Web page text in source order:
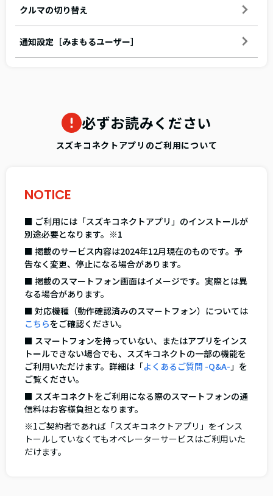
クルマの切り替え
通知設定［みまもるユーザー］
必ずお読みください
スズキコネクトアプリのご利用について
NOTICE
■ ご利用には「スズキコネクトアプリ」のインストールが
別途必要となります。※1
■ 掲載のサービス内容は2024年12月現在のものです。予
告なく変更、停止になる場合があります。
■ 掲載のスマートフォン画面はイメージです。実際とは異
なる場合があります。
■ 対応機種（動作確認済みのスマートフォン）については
こちらをご確認ください。
■ スマートフォンを持っていない、またはアプリをインス
トールできない場合でも、スズキコネクトの一部の機能を
ご利用いただけます。詳細は「よくあるご質問 -Q&A-」を
ご覧ください。
■ スズキコネクトをご利用になる際のスマートフォンの通
信料はお客様負担となります。
※1ご契約者であれば「スズキコネクトアプリ」をインス
トールしていなくてもオペレーターサービスはご利用いた
だけます。